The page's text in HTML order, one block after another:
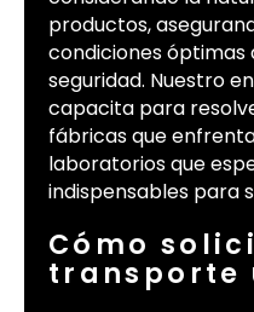
productos,
condiciones óptimas
seguridad. Nuestro
capacita para
fábricas que
laboratorios que
indispensables para
Cómo
transporte